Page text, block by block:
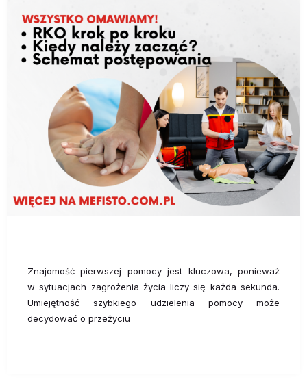
Znajomość pierwszej pomocy jest kluczowa, ponieważ
w sytuacjach zagrożenia życia liczy się każda sekunda.
Umiejętność szybkiego udzielenia pomocy może
decydować o przeżyciu